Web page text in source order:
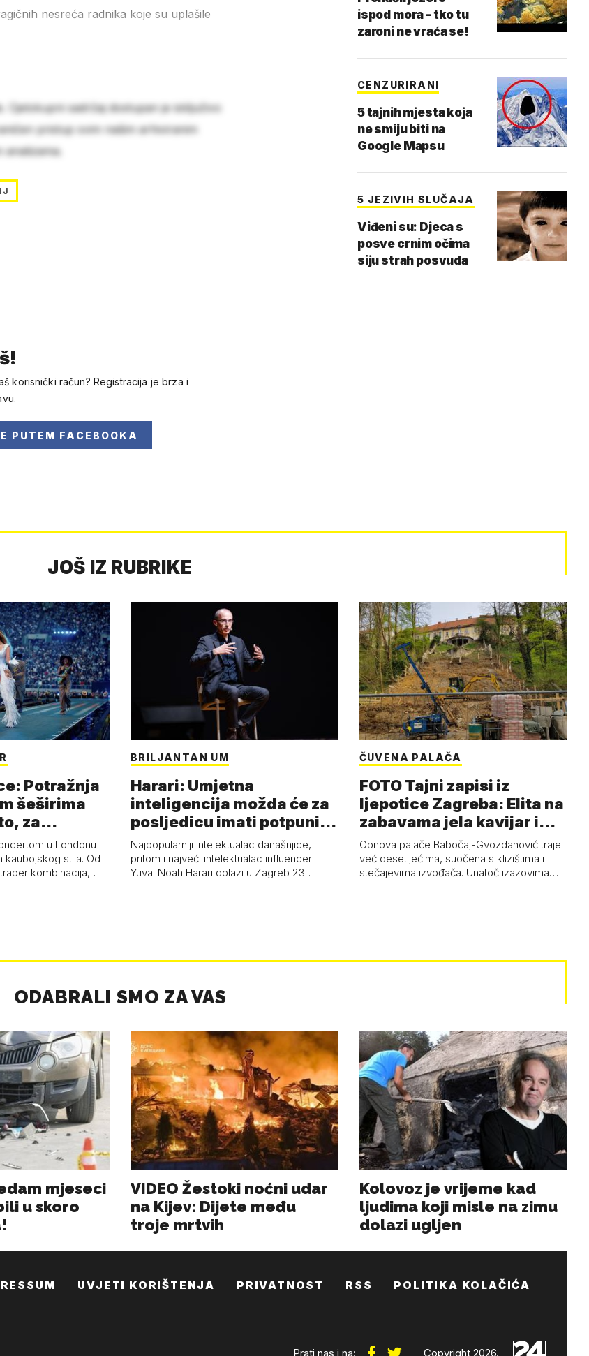
nesreća radnika koje su uplašile
Cjelokupni sadržaj dostupan je isključivo
pristup svim našim arhiviranim
analizama.
korisnički račun? Registracija je brza i
PUTEM FACEBOOKA
ispod mora - tko tu
zaroni ne vraća se!
CENZURIRANI
5 tajnih mjesta koja
ne smiju biti na
Google Mapsu
5 JEZIVIH SLUČAJA
Viđeni su: Djeca s
posve crnim očima
siju strah posvuda
JOŠ IZ RUBRIKE
Potražnja
šeširima
za
p…
u Londonu
kaubojskog stila. Od
kombinacija,…
BRILJANTAN UM
Harari: Umjetna
inteligencija možda će za
posljedicu imati potpuni
kolaps čovje…
Najpopularniji intelektualac današnjice,
pritom i najveći intelektualac influencer
Yuval Noah Harari dolazi u Zagreb 23…
ČUVENA PALAČA
FOTO Tajni zapisi iz
ljepotice Zagreba: Elita na
zabavama jela kavijar i
pud…
Obnova palače Babočaj-Gvozdanović traje
već desetljećima, suočena s klizištima i
stečajevima izvođača. Unatoč izazovima…
UVJETI KORIŠTENJA PRIVATNOST RSS POLITIKA KOLAČIĆA
Prati nas i na: Copyright 2026.